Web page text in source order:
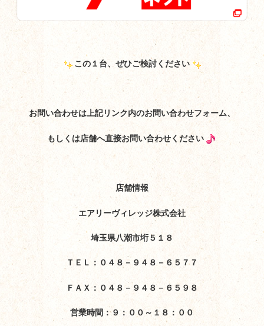
この１台、ぜひご検討ください
お問い合わせは上記リンク内のお問い合わせフォーム、
もしくは店舗へ直接お問い合わせください
店舗情報
エアリーヴィレッジ株式会社
埼玉県八潮市垳５１８
ＴＥＬ：０４８－９４８－６５７７
ＦＡＸ：０４８－９４８－６５９８
営業時間：９：００～１８：００